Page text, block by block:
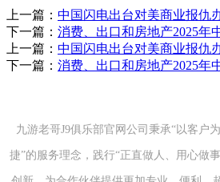
上一篇： 中国闪电出台对美商业报仇
下一篇： 消费、出口和房地产2025年
上一篇： 中国闪电出台对美商业报仇
下一篇： 消费、出口和房地产2025年
九游老哥J9俱乐部官网公司秉承“以客户
捷”的服务理念，践行“正直做人、用心做